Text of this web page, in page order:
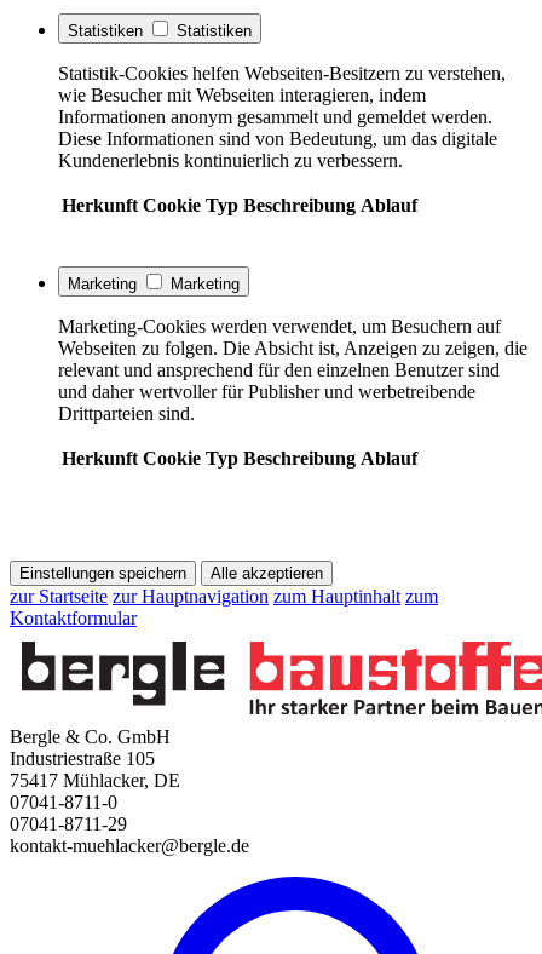
Statistiken Statistiken
Statistik-Cookies helfen Webseiten-Besitzern zu verstehen,
wie Besucher mit Webseiten interagieren, indem
Informationen anonym gesammelt und gemeldet werden.
Diese Informationen sind von Bedeutung, um das digitale
Kundenerlebnis kontinuierlich zu verbessern.
Herkunft Cookie Typ Beschreibung Ablauf
Marketing Marketing
Marketing-Cookies werden verwendet, um Besuchern auf
Webseiten zu folgen. Die Absicht ist, Anzeigen zu zeigen, die
relevant und ansprechend für den einzelnen Benutzer sind
und daher wertvoller für Publisher und werbetreibende
Drittparteien sind.
Herkunft Cookie Typ Beschreibung Ablauf
Einstellungen speichern Alle akzeptieren
zur Startseite zur Hauptnavigation zum Hauptinhalt zum
Kontaktformular
Bergle & Co. GmbH
Industriestraße 105
75417 Mühlacker, DE
07041-8711-0
07041-8711-29
kontakt-muehlacker@bergle.de